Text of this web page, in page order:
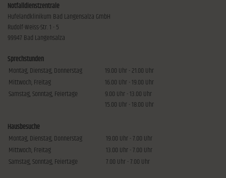
Notfalldienstzentrale
Hufelandklinikum Bad Langensalza GmbH
Rudolf-Weiss-Str. 1 - 5
99947 Bad Langensalza
Sprechstunden
Montag, Dienstag, Donnerstag
19.00 Uhr - 21.00 Uhr
Mittwoch, Freitag
16.00 Uhr - 19.00 Uhr
Samstag, Sonntag, Feiertage
9.00 Uhr - 13.00 Uhr
15.00 Uhr - 18.00 Uhr
Hausbesuche
Montag, Dienstag, Donnerstag
19.00 Uhr - 7.00 Uhr
Mittwoch, Freitag
13.00 Uhr - 7.00 Uhr
Samstag, Sonntag, Feiertage
7.00 Uhr - 7.00 Uhr